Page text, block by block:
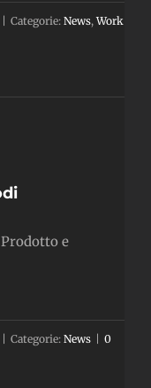
Categorie: News,Work
e
Categorie: News 0